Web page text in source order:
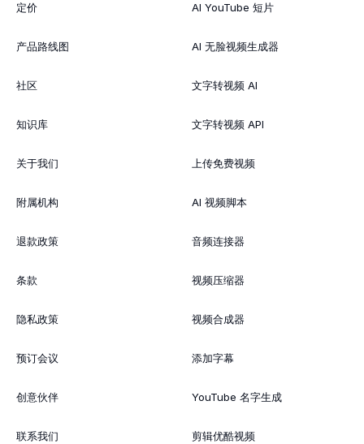
定价
产品路线图
社区
知识库
关于我们
附属机构
退款政策
条款
隐私政策
预订会议
创意伙伴
联系我们
AI YouTube 短片
AI 无脸视频生成器
文字转视频 AI
文字转视频 API
上传免费视频
AI 视频脚本
音频连接器
视频压缩器
视频合成器
添加字幕
YouTube 名字生成
剪辑优酷视频